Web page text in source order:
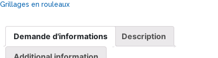
Grillages en rouleaux
Demande d'informations Description